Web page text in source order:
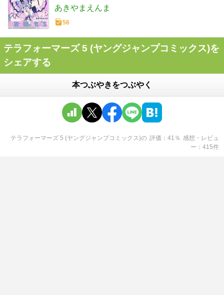
あきやまえんま
56
テラフォーマーズ 5 (ヤングジャンプコミックス)を
シェアする
本つぶやきをつぶやく
テラフォーマーズ 5 (ヤングジャンプコミックス)の 評価 41 ％ 感想・レビュ
ー
415件